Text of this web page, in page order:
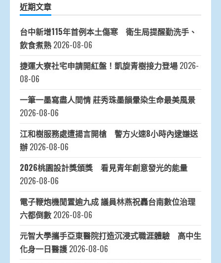
近期文章
台中新增115年首例本土傷寒 衛生局提醒勤洗手、
飲食煮熟 2026-08-06
捷運大寮社宅申請開紅盤！凱旋青樹接力登場 2026-
08-06
一筆一墨寫盡人間情 莊秀珠墨韻暈染生命最美風景
2026-08-06
江和樹服務處遭揚言開槍 警方火速8小時內逮嫌送
辦 2026-08-06
2026桃園設計獎頒獎 看見青年創意發光的能量
2026-08-06
電子鞭炮機閒置逾九成 議員林燕祝轟台南數位治理
六都倒數 2026-08-06
元智大學攜手亞東醫院打造沉浸式職涯體驗 高中生
化身一日醫護 2026-08-06